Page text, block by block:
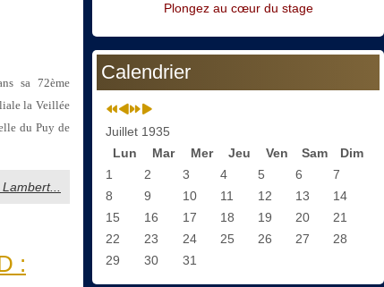
sa 72ème
la Veillée
du Puy de
:
Plongez au cœur du stage
Calendrier
Juillet 1935
Lun
Mar Mer Jeu Ven Sam
Dim
1
2 3 4 5 6
7
8
9 10 11 12 13
14
15
16 17 18 19 20
21
22
23 24 25 26 27
28
29
30 31